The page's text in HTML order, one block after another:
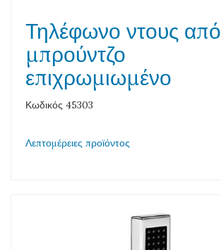
Τηλέφωνο ντους από
μπρούντζο
επιχρωμιωμένο
Κωδικός 45303
Λεπτομέρειες προϊόντος